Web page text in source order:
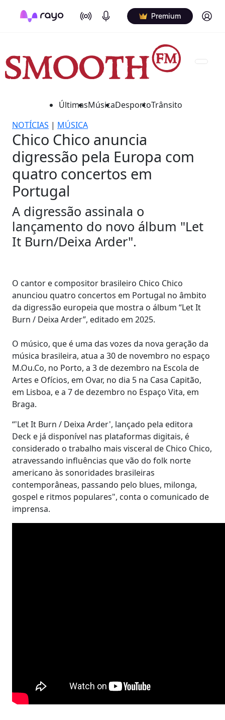
On Air Podcasts Premium Log in
ÚltimasMúsicaDesportoTrânsito
NOTÍCIAS | MÚSICA
Chico Chico anuncia
digressão pela Europa com
quatro concertos em
Portugal
A digressão assinala o
lançamento do novo álbum "Let
It Burn/Deixa Arder".
O cantor e compositor brasileiro Chico Chico
anunciou quatro concertos em Portugal no âmbito
da digressão europeia que mostra o álbum “Let It
Burn / Deixa Arder”, editado em 2025.
O músico, que é uma das vozes da nova geração da
música brasileira, atua a 30 de novembro no espaço
M.Ou.Co, no Porto, a 3 de dezembro na Escola de
Artes e Ofícios, em Ovar, no dia 5 na Casa Capitão,
em Lisboa, e a 7 de dezembro no Espaço Vita, em
Braga.
“'Let It Burn / Deixa Arder', lançado pela editora
Deck e já disponível nas plataformas digitais, é
considerado o trabalho mais visceral de Chico Chico,
atravessando influências que vão do folk norte
americano às sonoridades brasileiras
contemporâneas, passando pelo blues, milonga,
gospel e ritmos populares", conta o comunicado de
imprensa.